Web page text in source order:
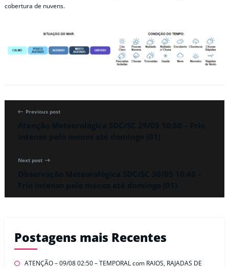
cobertura de nuvens.
Previous post
Next post
Postagens mais Recentes
ATENÇÃO – 09/08 02:50 – TEMPORAL com RAIOS, RAJADAS DE